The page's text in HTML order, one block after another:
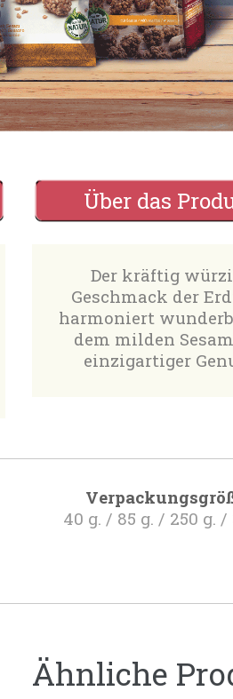
Über das
Der kräftig
Geschmack der
harmoniert
dem milden
einzigartiger
40 g. / 85 g. / 250 g. /
Ähnliche